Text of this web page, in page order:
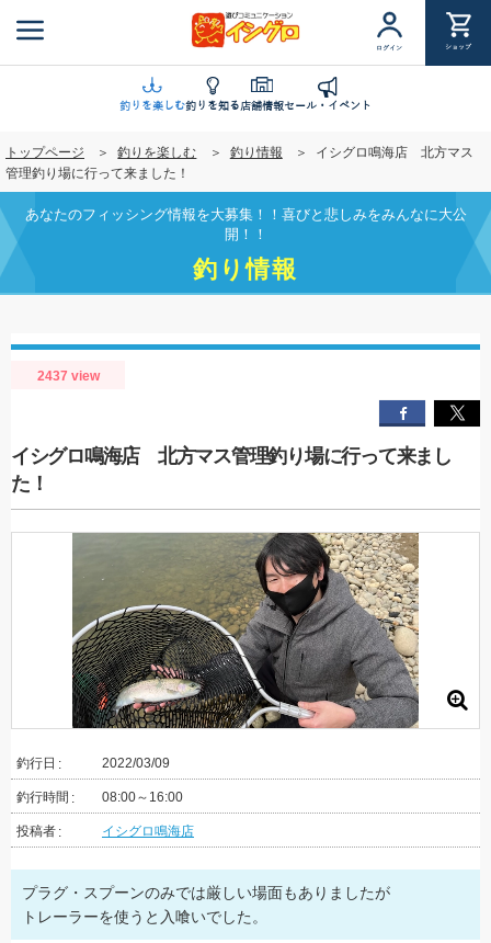
ン
ツ
移
動
ログイン ショップ
釣りを楽しむ釣りを知る店舗情報セール・イベント
トップページ 釣りを楽しむ 釣り情報
イシグロ鳴海店 北方マス
管理釣り場に行って来ました！
あなたのフィッシング情報を大募集！！喜びと悲しみをみんなに大公
開！！
釣り情報
2437 view
イシグロ鳴海店 北方マス管理釣り場に行って来まし
た！
釣行日 2022/03/09
釣行時間 08:00～16:00
投稿者 イシグロ鳴海店
プラグ・スプーンのみでは厳しい場面もありましたが
トレーラーを使うと入喰いでした。